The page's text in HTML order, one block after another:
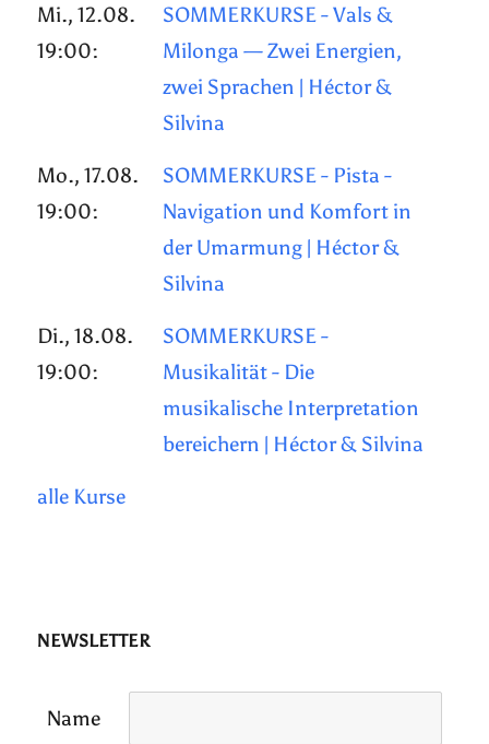
Mi., 12.08.
19:00:
SOMMERKURSE - Vals &
Milonga — Zwei Energien,
zwei Sprachen | Héctor &
Silvina
Mo., 17.08.
19:00:
SOMMERKURSE - Pista -
Navigation und Komfort in
der Umarmung | Héctor &
Silvina
Di., 18.08.
19:00:
SOMMERKURSE -
Musikalität - Die
musikalische Interpretation
bereichern | Héctor & Silvina
alle Kurse
NEWSLETTER
Name